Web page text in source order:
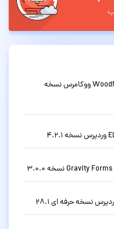
قالب فروشگاهی چندمنظوره وودمارت WoodMart ووکامرس نسخه